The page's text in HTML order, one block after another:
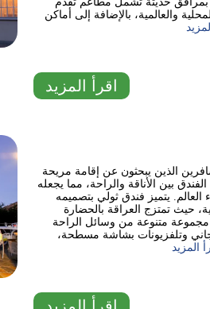
والعالمية، بالإضافة إلى أماكن
اقرأ المزيد
الذين يبحثون عن إقامة مريحة
بين الأناقة والراحة، مما يجعله
العالم. يتميز فندق ثولي بتصميمه
حيث تمتزج العراقة بالحضارة
متنوعة من وسائل الراحة
وتلفزيونات بشاشة مسطحة،
المزيد